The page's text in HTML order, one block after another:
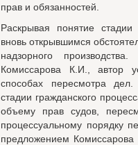
прав и обязанностей.
Раскрывая понятие
вновь открывшимся
надзорного
Комиссарова К.И., автор
способах пересмотра
стадии гражданского
объему прав судов,
процессуальному порядку
предложением Комиссарова